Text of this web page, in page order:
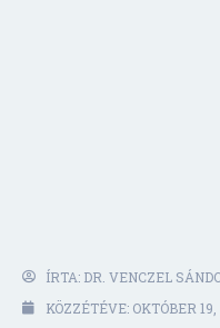
ÍRTA: DR. VENCZEL
KÖZZÉTÉVE: OKTÓBER 19,